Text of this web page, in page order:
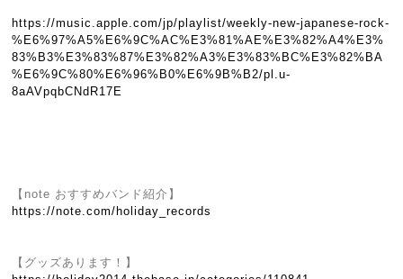
https://music.apple.com/jp/playlist/weekly-new-japanese-rock-
%E6%97%A5%E6%9C%AC%E3%81%AE%E3%82%A4%E3%
83%B3%E3%83%87%E3%82%A3%E3%83%BC%E3%82%BA
%E6%9C%80%E6%96%B0%E6%9B%B2/pl.u-
8aAVpqbCNdR17E
【note おすすめバンド紹介】
https://note.com/holiday_records
【グッズあります！】